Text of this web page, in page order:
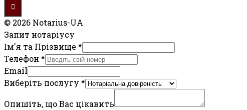
© 2026 Notarius-UA
Запит нотаріусу
Ім'я та Прізвище *
Телефон *
Email
Виберіть послугу *
Опишіть, що Вас цікавить